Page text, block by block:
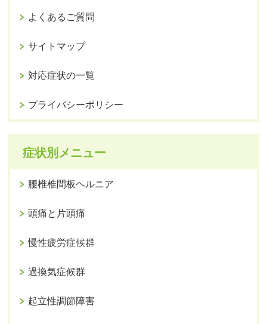
よくあるご質問
サイトマップ
対応症状の一覧
プライバシーポリシー
症状別メニュー
腰椎椎間板ヘルニア
頭痛と片頭痛
慢性疲労症候群
過換気症候群
起立性調節障害